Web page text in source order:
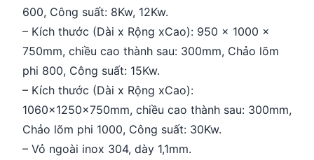
600, Công suất: 8Kw, 12Kw.
– Kích thước (Dài x Rộng xCao): 950 x 1000 x
750mm, chiều cao thành sau: 300mm, Chảo lõm
phi 800, Công suất: 15Kw.
– Kích thước (Dài x Rộng xCao):
1060x1250x750mm, chiều cao thành sau: 300mm,
Chảo lõm phi 1000, Công suất: 30Kw.
– Vỏ ngoài inox 304, dày 1,1mm.